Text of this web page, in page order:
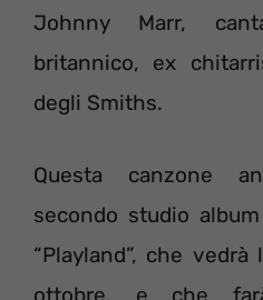
Johnny Marr,
britannico, ex
degli Smiths.
Questa canzone
secondo studio
“Playland”, che
ottobre, e che